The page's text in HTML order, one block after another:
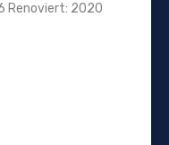
Renoviert: 2020